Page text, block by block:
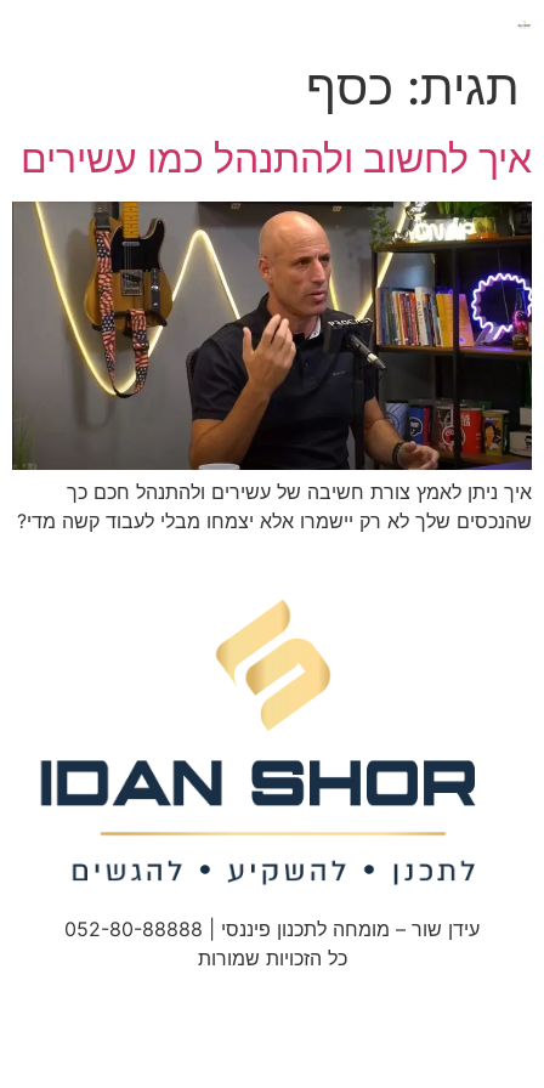
תגית: כסף
איך לחשוב ולהתנהל כמו עשירים
איך ניתן לאמץ צורת חשיבה של עשירים ולהתנהל חכם כך
שהנכסים שלך לא רק יישמרו אלא יצמחו מבלי לעבוד קשה מדי?
עידן שור – מומחה לתכנון פיננסי | 052-80-88888
כל הזכויות שמורות